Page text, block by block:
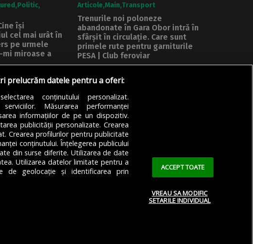
Politic
își
cel mai urât în
pe urmele
mi miroase a
dar noi,
Articole Main Transport
Trenurile noi poloneze
abandonate în Gara Obor intră în
sfârșit în circulație. Care sunt
primele rute pentru garniturile
PESA | Club feroviar
abandonate mai multe luni în Gara
Obor pentru că...
DE
REDACȚIA BULETIN DE BUCUREȘTI
05/08/2026
prelucrăm datele pentru a oferi:
conținutului personalizat.
Măsurarea performanței
informațiilor de pe un dispozitiv.
publicității personalizate. Crearea
Crearea profilurilor pentru publicitate
conținutului. Înțelegerea publicului
din surse diferite. Utilizarea de date
Utilizarea datelor limitate pentru a
de geolocație și identificarea prin
ACCEPT TOATE
VREAU SA MODIFIC
SETARILE INDIVIDUAL